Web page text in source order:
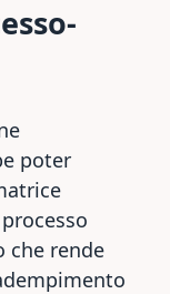
poter
che rende